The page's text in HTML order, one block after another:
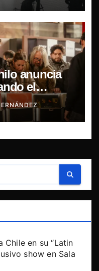
anuncia
el
en Chile
en su “Latin
show en Sala